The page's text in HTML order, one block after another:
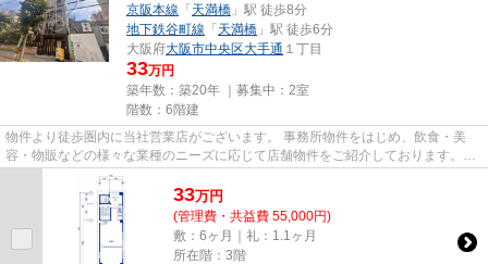
京阪本線 「天満橋 」駅 徒歩8分
地下鉄谷町線 「天満橋 」駅 徒歩6分
大阪府大阪市中央区大手通 １丁目
33万円
築年数：築20年 ｜募集中： 2室
階数：6階建
物件より徒歩圏内に当社営業店がございます。 事務所物件をはじめ、飲食・美
容・物販などの様々な業種のニーズに応じて店舗物件をご紹介しております。
尚、弊社ではおとり広告は一切...
33万円
(管理費・共益費 55,000円)
敷：6ヶ月｜礼：1.1ヶ月
所在階：3階